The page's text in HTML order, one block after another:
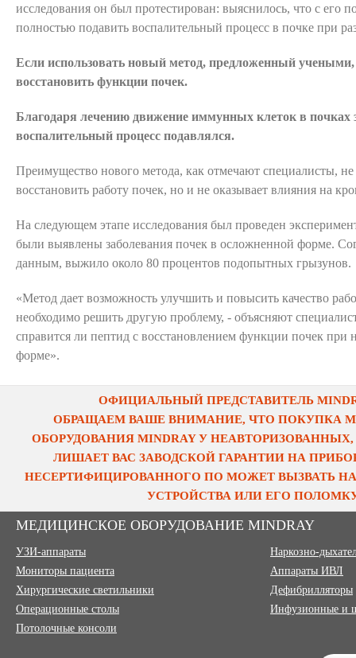
исследования он был протестирован: выяснилось, что с его
полностью подавить воспалительный процесс в почке при
Если использовать новый метод, предложенный учеными,
восстановить функции почек.
Благодаря лечению движение иммунных клеток в почках
воспалительный процесс подавлялся.
Преимущество нового метода, как отмечают специалисты, не
восстановить работу почек, но и не оказывает влияния на
На следующем этапе исследования был проведен
были выявлены заболевания почек в осложненной форме.
данным, выжило около 80 процентов подопытных грызунов.
«Метод дает возможность улучшить и повысить качество
необходимо решить другую проблему, - объясняют
справится ли пептид с восстановлением функции почек при
форме».
ОФИЦИАЛЬНЫЙ ПРЕДСТАВИТЕЛЬ
ОБРАЩАЕМ ВАШЕ ВНИМАНИЕ, ЧТО ПОКУПКА
ОБОРУДОВАНИЯ MINDRAY У
ЛИШАЕТ ВАС ЗАВОДСКОЙ ГАРАНТИИ НА
НЕСЕРТИФИЦИРОВАННОГО ПО МОЖЕТ ВЫЗВАТЬ
УСТРОЙСТВА ИЛИ ЕГО
МЕДИЦИНСКОЕ ОБОРУДОВАНИЕ MINDRAY
УЗИ-аппараты
Мониторы пациента
Хирургические светильники
Операционные столы
Потолочные консоли
Наркозно-
Аппараты ИВЛ
Дефибрилляторы
Инфузионные и